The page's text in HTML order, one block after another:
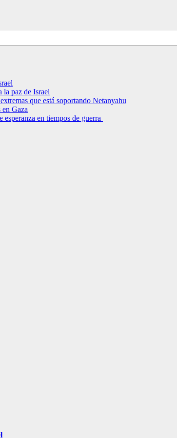
la paz de Israel
que está soportando Netanyahu
Gaza
en tiempos de guerra